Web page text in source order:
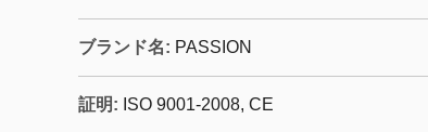
ブランド名: PASSION
証明: ISO 9001-2008, CE